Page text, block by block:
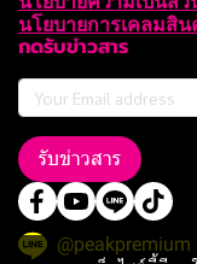
นโยบายการเคลมสิ
กดรับข่าวสาร
รับข่าวสาร
@peakpremium